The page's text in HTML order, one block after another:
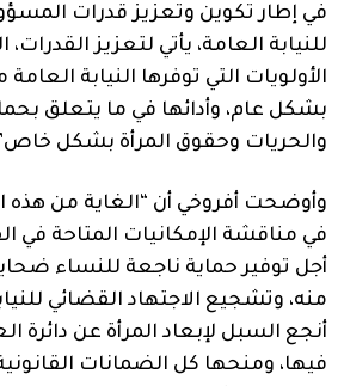
في إطار تكوين وتعزيز قدرات
للنيابة العامة، يأتي لتعزيز
الأولويات التي توفرها النيابة
بشكل عام، وأدائها في ما يتعلق
والحريات وحقوق المرأة بشكل
وأوضحت أفروخي أن “الغاية من هذه
في مناقشة الإمكانيات المتاحة في
أجل توفير حماية ناجعة للنساء
منه، وتشجيع الاجتهاد القضائي
أنجع السبل لإبعاد المرأة عن دائرة
فيها، ومنحها كل الضمانات